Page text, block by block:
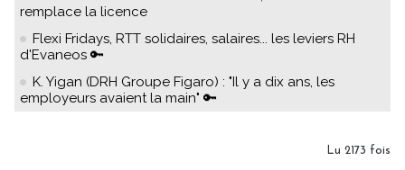
remplace la licence
Flexi Fridays, RTT solidaires, salaires... les leviers RH
d'Evaneos 🔑
K. Yigan (DRH Groupe Figaro) : "Il y a dix ans, les
employeurs avaient la main" 🔑
Lu 2173 fois